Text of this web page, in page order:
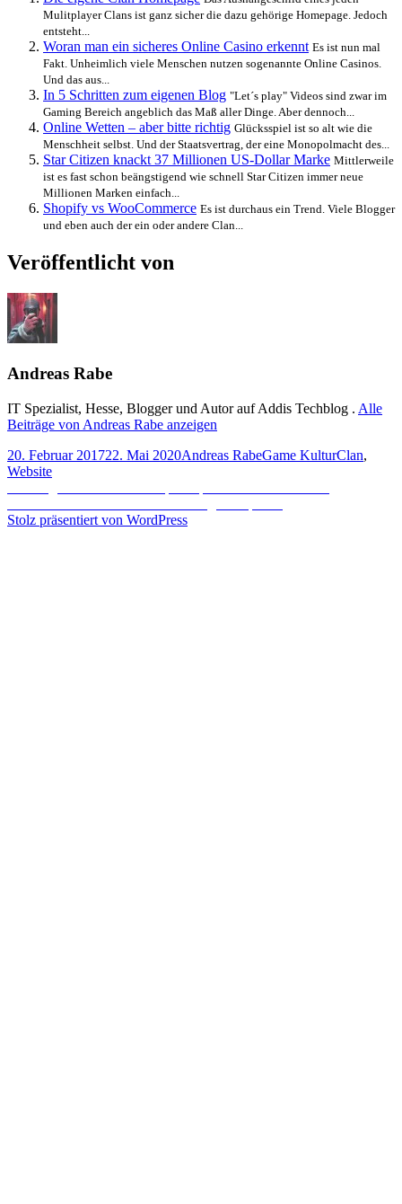
Mulitplayer Clans ist ganz sicher die dazu gehörige Homepage. Jedoch
entsteht...
Woran man ein sicheres Online Casino erkennt Es ist nun mal
Fakt. Unheimlich viele Menschen nutzen sogenannte Online Casinos.
Und das aus...
In 5 Schritten zum eigenen Blog "Let´s play" Videos sind zwar im
Gaming Bereich angeblich das Maß aller Dinge. Aber dennoch...
Online Wetten – aber bitte richtig Glücksspiel ist so alt wie die
Menschheit selbst. Und der Staatsvertrag, der eine Monopolmacht des...
Star Citizen knackt 37 Millionen US-Dollar Marke Mittlerweile
ist es fast schon beängstigend wie schnell Star Citizen immer neue
Millionen Marken einfach...
Shopify vs WooCommerce Es ist durchaus ein Trend. Viele Blogger
und eben auch der ein oder andere Clan...
Veröffentlicht von
Andreas Rabe
IT Spezialist, Hesse, Blogger und Autor auf Addis Techblog . Alle
Beiträge von Andreas Rabe anzeigen
Veröffentlicht
am
20. Februar 201722. Mai 2020Autor
Andreas RabeKategorien
Game KulturClan,
Website
Beitragsnavigation
Beitrag:
Stolz präsentiert von WordPress